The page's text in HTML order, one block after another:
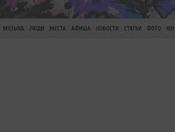
МУЗЫКА ЛЮДИ МЕСТА АФИША НОВОСТИ СТАТЬИ ФОТО